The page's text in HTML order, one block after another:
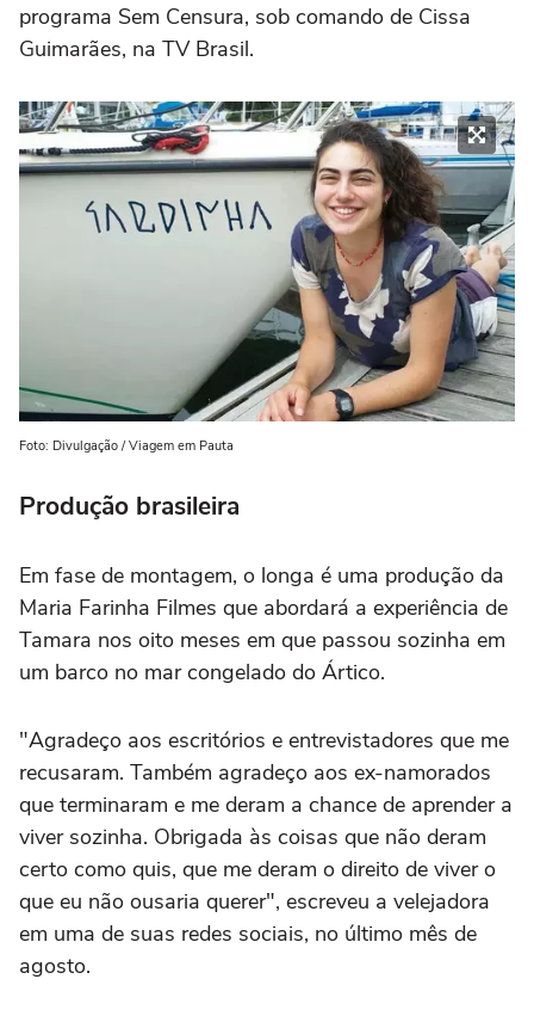
programa Sem Censura, sob comando de Cissa
Guimarães, na TV Brasil.
Foto: Divulgação / Viagem em Pauta
Produção brasileira
Em fase de montagem, o longa é uma produção da
Maria Farinha Filmes que abordará a experiência de
Tamara nos oito meses em que passou sozinha em
um barco no mar congelado do Ártico.
"Agradeço aos escritórios e entrevistadores que me
recusaram. Também agradeço aos ex-namorados
que terminaram e me deram a chance de aprender a
viver sozinha. Obrigada às coisas que não deram
certo como quis, que me deram o direito de viver o
que eu não ousaria querer", escreveu a velejadora
em uma de suas redes sociais, no último mês de
agosto.